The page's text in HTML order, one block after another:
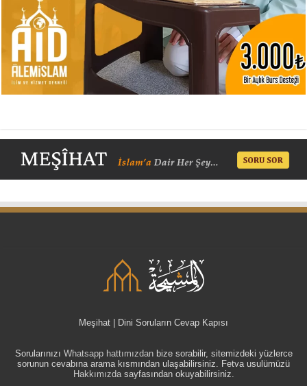
Meşihat | Dini Soruların Cevap Kapısı
Sorularınızı Whatsapp hattımızdanbize sorabilir, sitemizdeki yüzlerce
sorunun cevabına arama kısmından ulaşabilirsiniz. Fetva usulümüzü
Hakkımızdasayfasından okuyabilirsiniz.